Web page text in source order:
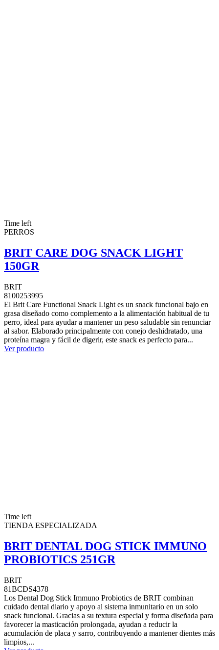
Time left
PERROS
BRIT CARE DOG SNACK LIGHT
150GR
BRIT
8100253995
El Brit Care Functional Snack Light es un snack funcional bajo en
grasa diseñado como complemento a la alimentación habitual de tu
perro, ideal para ayudar a mantener un peso saludable sin renunciar
al sabor. Elaborado principalmente con conejo deshidratado, una
proteína magra y fácil de digerir, este snack es perfecto para...
Ver producto
Time left
TIENDA ESPECIALIZADA
BRIT DENTAL DOG STICK IMMUNO
PROBIOTICS 251GR
BRIT
81BCDS4378
Los Dental Dog Stick Immuno Probiotics de BRIT combinan
cuidado dental diario y apoyo al sistema inmunitario en un solo
snack funcional. Gracias a su textura especial y forma diseñada para
favorecer la masticación prolongada, ayudan a reducir la
acumulación de placa y sarro, contribuyendo a mantener dientes más
limpios,...